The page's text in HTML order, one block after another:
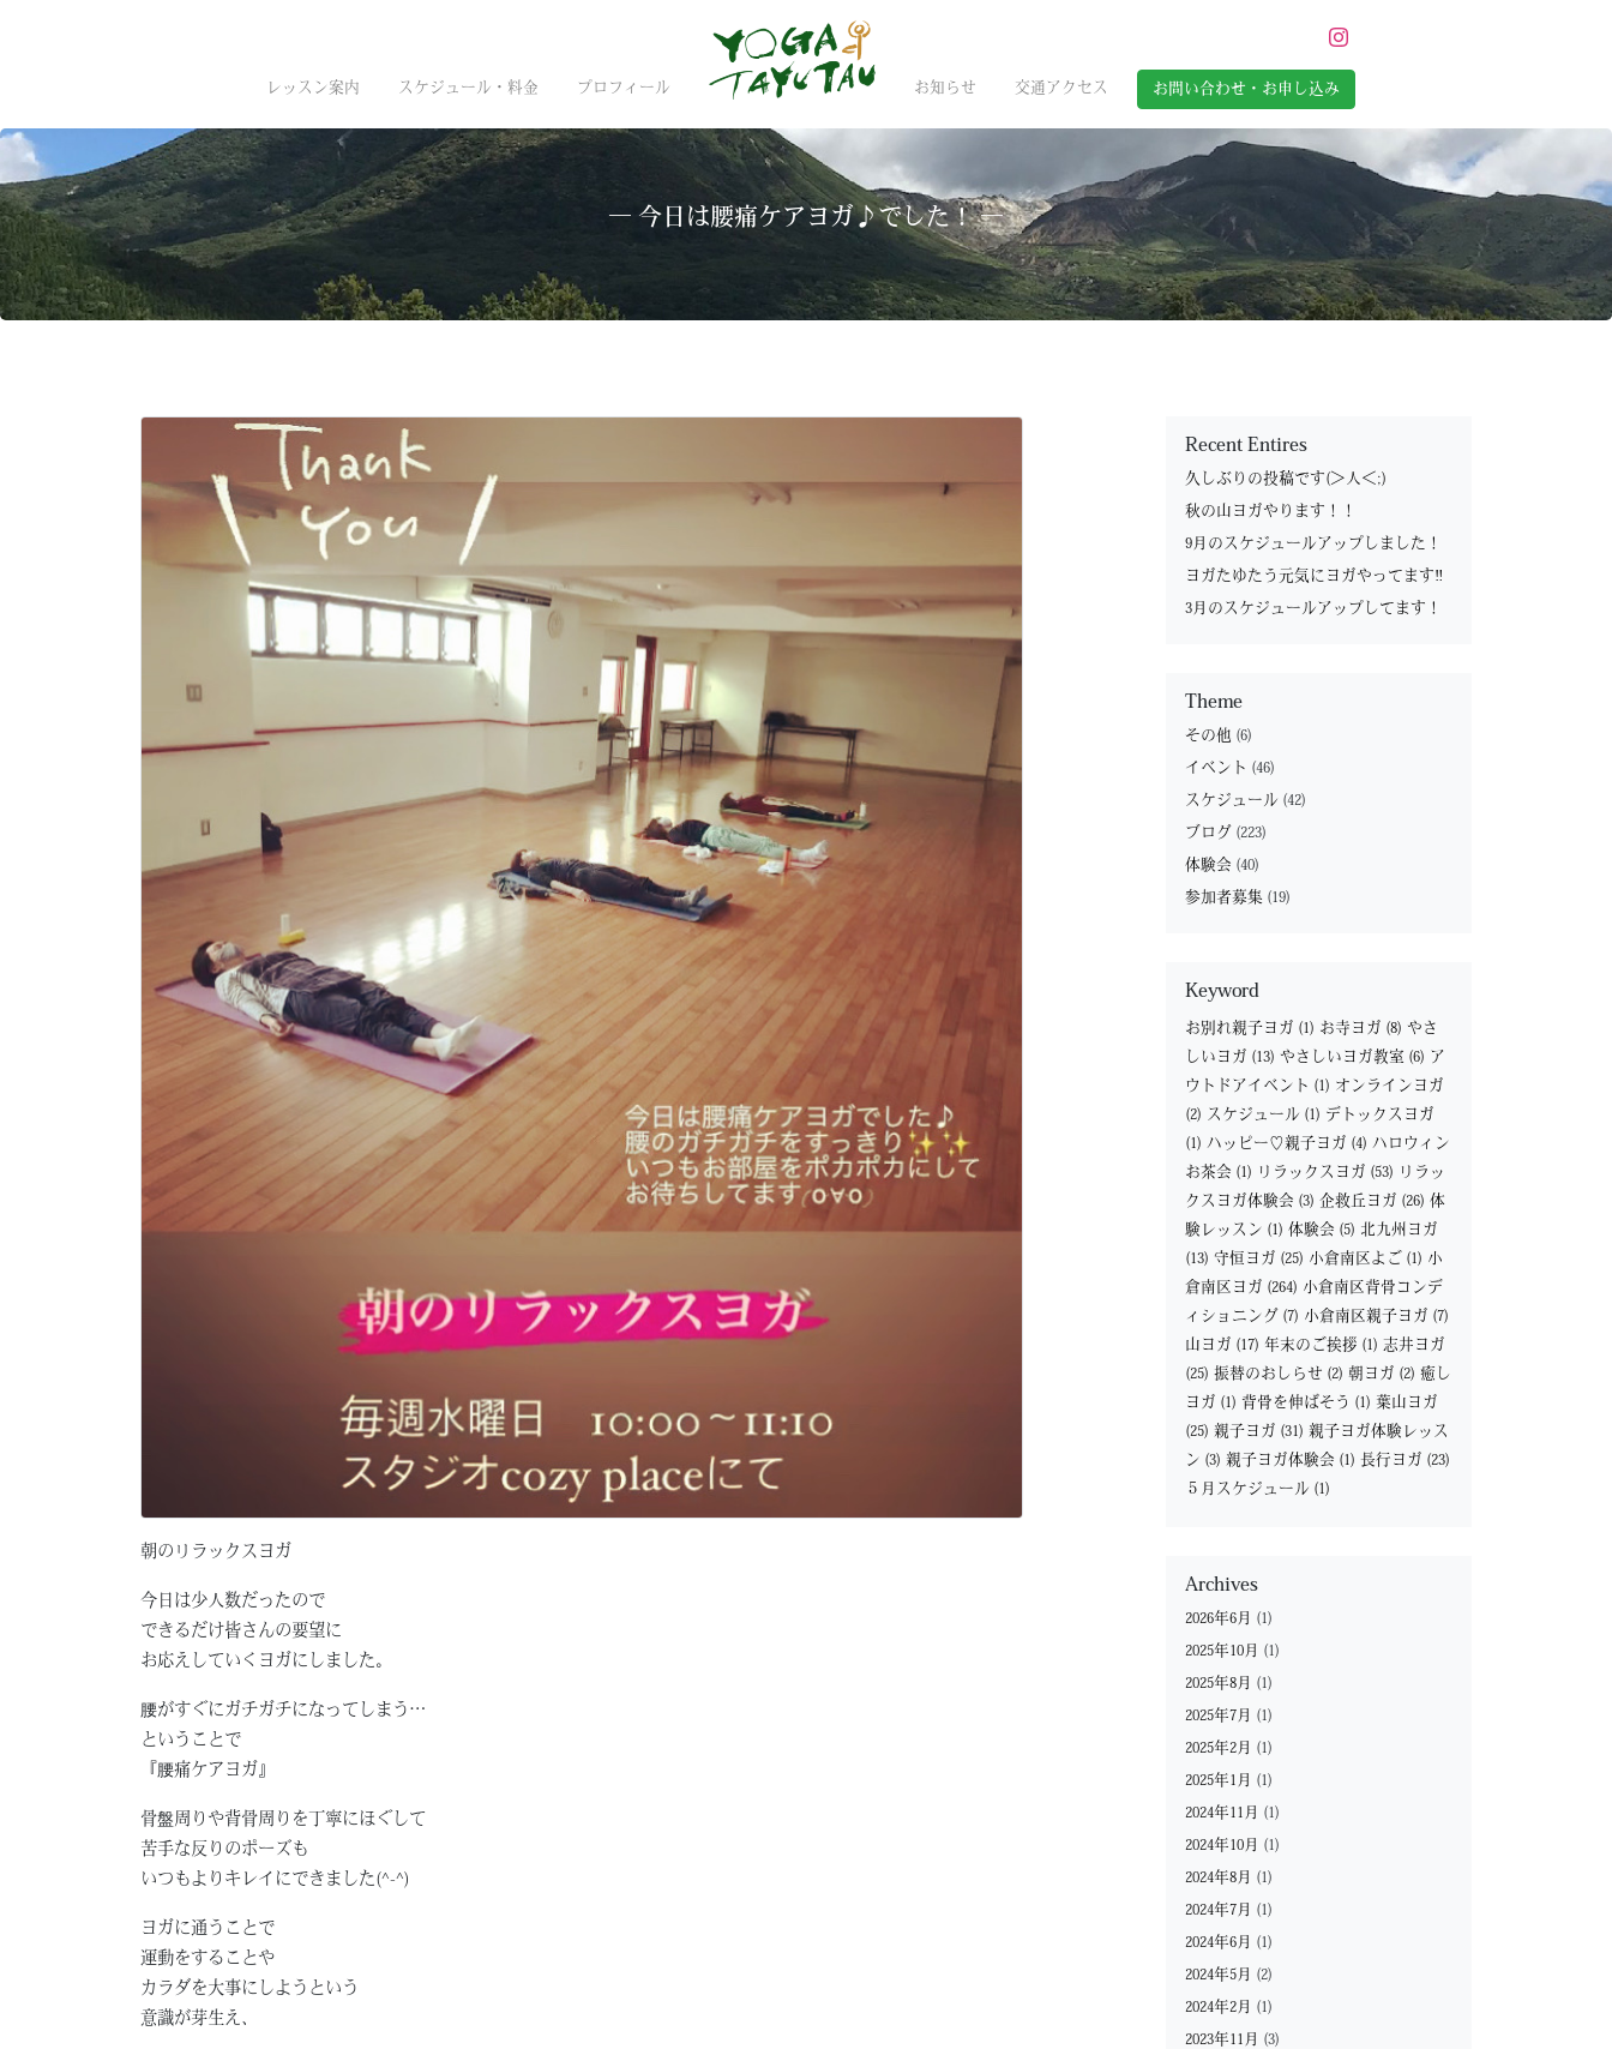
レッスン案内 スケジュール・料金 プロフィール お知らせ 交通アクセス お問い合わせ・お申し込み
― 今日は腰痛ケアヨガ♪でした！ ―
朝のリラックスヨガ
今日は少人数だったので
できるだけ皆さんの要望に
お応えしていくヨガにしました。
腰がすぐにガチガチになってしまう…
ということで
『腰痛ケアヨガ』
骨盤周りや背骨周りを丁寧にほぐして
苦手な反りのポーズも
いつもよりキレイにできました(^-^)
ヨガに通うことで
運動をすることや
カラダを大事にしようという
意識が芽生え、
Recent Entires
久しぶりの投稿です(＞人＜;)
秋の山ヨガやります！！
9月のスケジュールアップしました！
ヨガたゆたう元気にヨガやってます‼︎
3月のスケジュールアップしてます！
Theme
その他 (6)
イベント (46)
スケジュール (42)
ブログ (223)
体験会 (40)
参加者募集 (19)
Keyword
お別れ親子ヨガ (1) お寺ヨガ (8) やさ
しいヨガ (13) やさしいヨガ教室 (6) ア
ウトドアイベント (1) オンラインヨガ
(2) スケジュール (1) デトックスヨガ
(1) ハッピー♡親子ヨガ (4) ハロウィン
お茶会 (1) リラックスヨガ (53) リラッ
クスヨガ体験会 (3) 企救丘ヨガ (26) 体
験レッスン (1) 体験会 (5) 北九州ヨガ
(13) 守恒ヨガ (25) 小倉南区よご (1) 小
倉南区ヨガ (264) 小倉南区背骨コンデ
ィショニング (7) 小倉南区親子ヨガ (7)
山ヨガ (17) 年末のご挨拶 (1) 志井ヨガ
(25) 振替のおしらせ (2) 朝ヨガ (2) 癒し
ヨガ (1) 背骨を伸ばそう (1) 葉山ヨガ
(25) 親子ヨガ (31) 親子ヨガ体験レッス
ン (3) 親子ヨガ体験会 (1) 長行ヨガ (23)
５月スケジュール (1)
Archives
2026年6月 (1)
2025年10月 (1)
2025年8月 (1)
2025年7月 (1)
2025年2月 (1)
2025年1月 (1)
2024年11月 (1)
2024年10月 (1)
2024年8月 (1)
2024年7月 (1)
2024年6月 (1)
2024年5月 (2)
2024年2月 (1)
2023年11月 (3)